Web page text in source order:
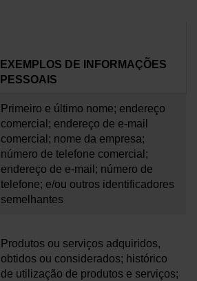
EXEMPLOS DE INFORMAÇÕES
PESSOAIS
Primeiro e último nome; endereço
comercial; endereço de e-mail
comercial; nome da empresa;
número de telefone comercial;
endereço de e-mail; número de
telefone; e/ou outros identificadores
semelhantes
Produtos ou serviços adquiridos,
obtidos ou considerados; histórico
de utilização de produtos e serviços;